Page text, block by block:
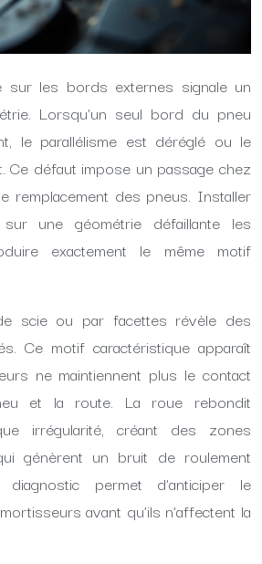
sur les bords externes signale un
Lorsqu’un seul bord du pneu
le parallélisme est déréglé ou le
Ce défaut impose un passage chez
remplacement des pneus. Installer
une géométrie défaillante les
exactement le même motif
scie ou par facettes révèle des
Ce motif caractéristique apparaît
ne maintiennent plus le contact
et la route. La roue rebondit
irrégularité, créant des zones
génèrent un bruit de roulement
diagnostic permet d’anticiper le
avant qu’ils n’affectent la